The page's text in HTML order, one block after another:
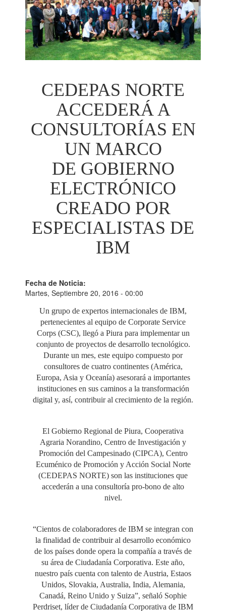
CEDEPAS NORTE
ACCEDERÁ A
CONSULTORÍAS EN
UN MARCO
DE GOBIERNO
ELECTRÓNICO
CREADO POR
ESPECIALISTAS DE
IBM
Fecha de Noticia:
Martes, Septiembre 20, 2016 - 00:00
Un grupo de expertos internacionales de IBM,
pertenecientes al equipo de Corporate Service
Corps (CSC), llegó a Piura para implementar un
conjunto de proyectos de desarrollo tecnológico.
Durante un mes, este equipo compuesto por
consultores de cuatro continentes (América,
Europa, Asia y Oceanía) asesorará a importantes
instituciones en sus caminos a la transformación
digital y, así, contribuir al crecimiento de la región.
El Gobierno Regional de Piura, Cooperativa
Agraria Norandino, Centro de Investigación y
Promoción del Campesinado (CIPCA), Centro
Ecuménico de Promoción y Acción Social Norte
(CEDEPAS NORTE) son las instituciones que
accederán a una consultoría pro-bono de alto
nivel.
“Cientos de colaboradores de IBM se integran con
la finalidad de contribuir al desarrollo económico
de los países donde opera la compañía a través de
su área de Ciudadanía Corporativa. Este año,
nuestro país cuenta con talento de Austria, Estaos
Unidos, Slovakia, Australia, India, Alemania,
Canadá, Reino Unido y Suiza”, señaló Sophie
Perdriset, líder de Ciudadanía Corporativa de IBM